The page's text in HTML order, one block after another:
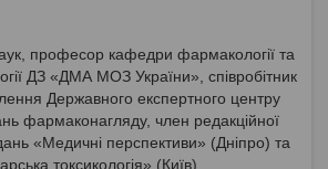
професор кафедри фармакології та
ДЗ «ДМА МОЗ України», співробітник
Державного експертного центру
фармаконагляду, член редакційної
«Медичні перспективи» (Дніпро) та
токсикологія» (Київ).